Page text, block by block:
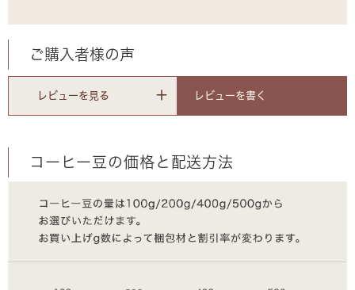
ご購入者様の声
レビューを見る レビューを書く
コーヒー豆の価格と配送方法